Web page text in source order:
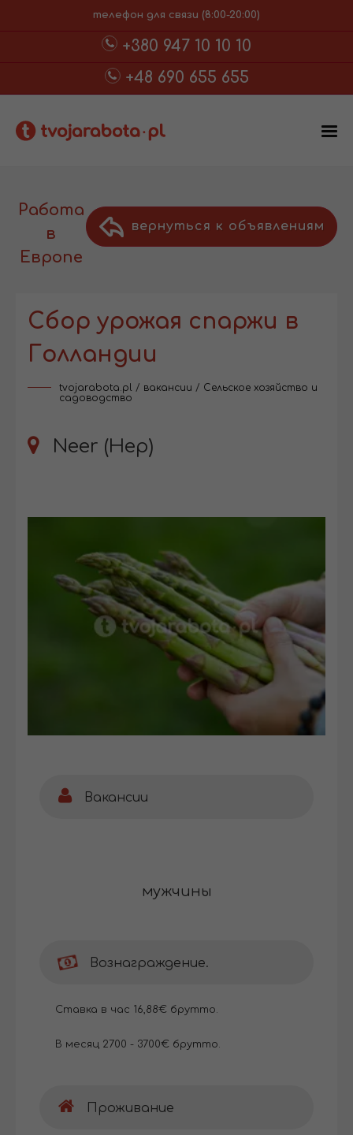
телефон для связи (8:00-20:00)
+380 947 10 10 10
+48 690 655 655
вернуться к объявлениям
Работа
в
Европе
Сбор урожая спаржи в
Голландии
tvojarabota.pl / вакансии / Сельское хозяйство и
садоводство
Neer (Нер)
Вакансии
мужчины
Вознаграждение.
Ставка в час 16,88€ брутто.
В месяц 2700 - 3700€ брутто.
Проживание